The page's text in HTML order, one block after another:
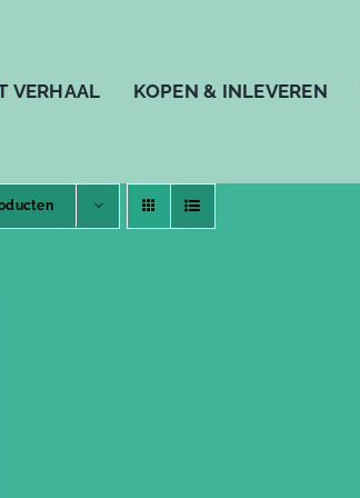
VERHAAL KOPEN & INLEVEREN